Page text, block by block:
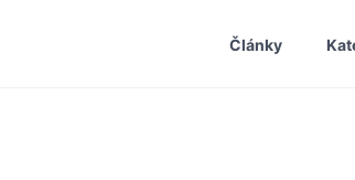
Články